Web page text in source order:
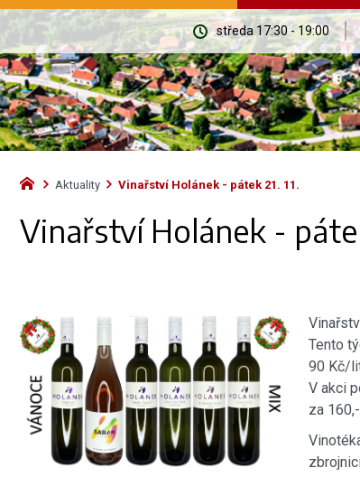
středa 17:30 - 19:00
Aktuality Vinařství Holánek - pátek 21. 11.
Vinařství Holánek -
Tento
90 Kč/
V akci
za